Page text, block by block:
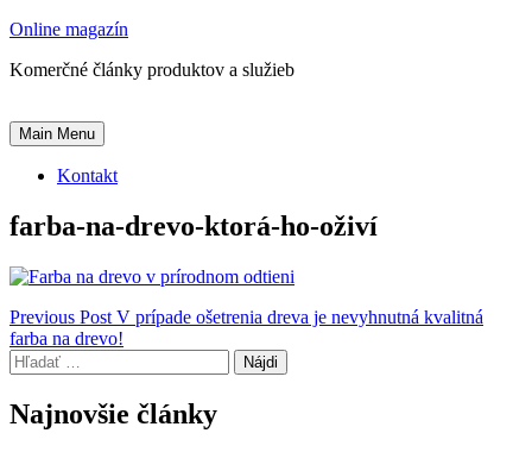
Skip
content
Online magazín
Komerčné články produktov a služieb
Main Menu
Kontakt
farba-na-drevo-ktorá-ho-oživí
Navigácia
v
článku
Previous Post V prípade ošetrenia dreva je nevyhnutná kvalitná
farba na drevo!
Hľadať:
Najnovšie články